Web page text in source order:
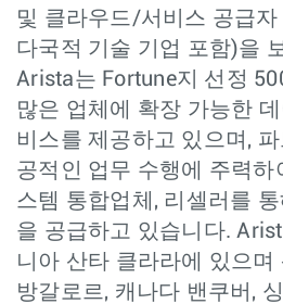
및 클라우드/서비스 공급자
다국적 기술 기업 포함)을
Arista는 Fortune지 선정
많은 업체에 확장 가능한
비스를 제공하고 있으며,
공적인 업무 수행에 주력하
스템 통합업체, 리셀러를
을 공급하고 있습니다.
니아 산타 클라라에 있으며
방갈로르, 캐나다 밴쿠버,